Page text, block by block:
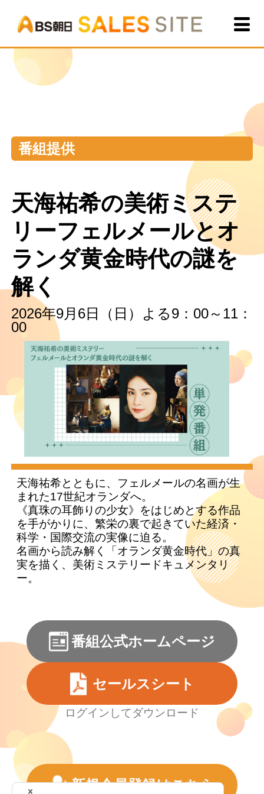
BS
番組提供
天海祐希の美術ミステ
リーフェルメールとオ
ランダ黄金時代の謎を
解く
2026年9月6日（日）よる9：00～11：
00
天海祐希とともに、フェルメールの名画が生
まれた17世紀オランダへ。
《真珠の耳飾りの少女》をはじめとする作品
を手がかりに、繁栄の裏で起きていた経済・
科学・国際交流の実像に迫る。
名画から読み解く「オランダ黄金時代」の真
実を描く、美術ミステリードキュメンタリ
ー。
番組公式ホームページ
セールスシート
ログインしてダウンロード
新規会員登録はこちら